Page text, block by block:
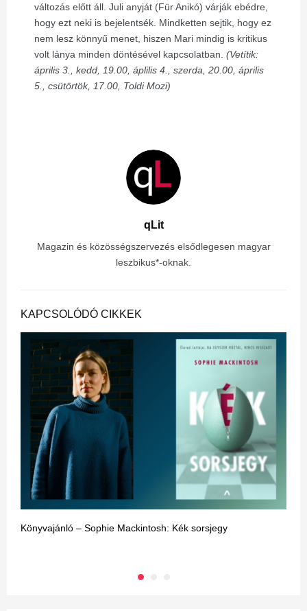
változás előtt áll. Juli anyját (Für Anikó) várják ebédre,
hogy ezt neki is bejelentsék. Mindketten sejtik, hogy ez
nem lesz könnyű menet, hiszen Mari mindig is kritikus
volt lánya minden döntésével kapcsolatban. (Vetítik:
április 3., kedd, 19.00, áplilis 4., szerda, 20.00, április
5., csütörtök, 17.00, Toldi Mozi)
qLit
Magazin és közösségszervezés elsődlegesen magyar
leszbikus*-oknak.
KAPCSOLÓDÓ CIKKEK
Könyvajánló – Sophie Mackintosh: Kék sorsjegy